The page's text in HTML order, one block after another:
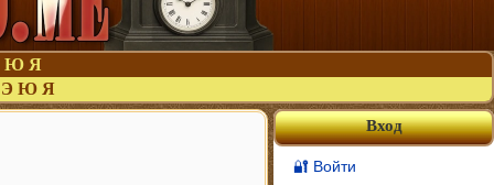
Ю Я
Э Ю Я
Вход
🔐 Войти